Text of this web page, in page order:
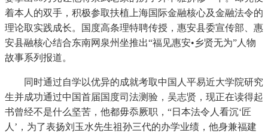
着本人的双手，积极参取扶植上海国际金融核心及金融法令的
理论取实践成长。国度高条理特聘传授，惠安县委宣传部、惠
安县融核心结合东南网泉州坐推出“福见惠安•乡贤无为”人物
故事系列报道。
同时通过自学以优异的成就考取中国人平易近大学院研究
生并成功通过中国首届国度司法测验，吴志贤，现正在读得起
书曾经不是什么坚苦，他都毋忝厥职，“日本法令人看沉‘匠
人’，为了表扬刘玉水先生祖孙三代的办学业绩，他身兼福建